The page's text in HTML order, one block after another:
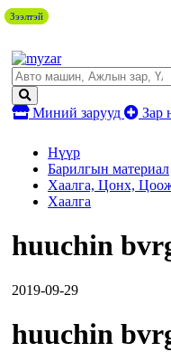
Миний зарууд Зар
Нүүр
Барилгын материал
Хаалга, Цонх,
Хаалга
huuchin
2019-09-29
huuchin
Зээлтэй
Зээлтэй